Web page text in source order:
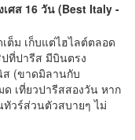
ศส 16 วัน (Best Italy -
ต็ม เก็บแต่ไฮไลต์ตลอด
ปที่ปารีส มีบินตรง
ส (ขาดมิลานกับ
เที่ยวปารีสสองวัน หาก
ทัวร์ส่วนตัวสบายๆ ไม่